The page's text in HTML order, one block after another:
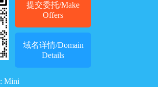
提交委托/Make
Offers
域名详情/Domain
Details
: Mini